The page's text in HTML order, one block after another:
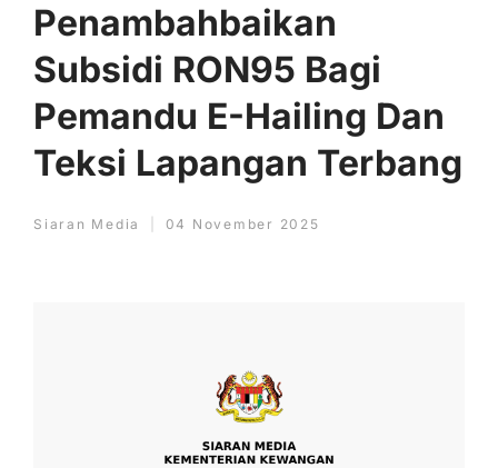
Penambahbaikan
Subsidi RON95 Bagi
Pemandu E-Hailing Dan
Teksi Lapangan Terbang
Siaran Media 04 November 2025